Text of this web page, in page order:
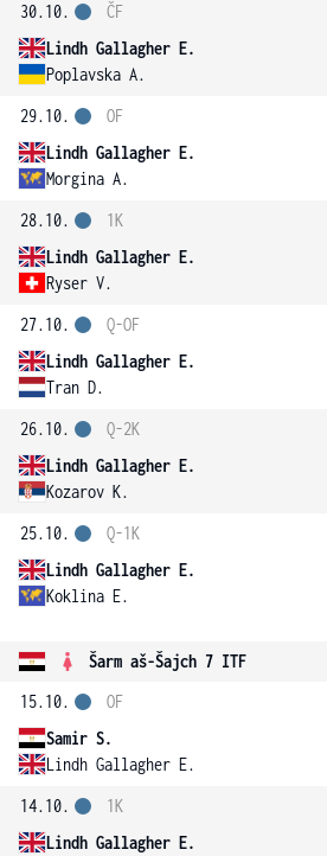
30.10.
Lindh Gallagher E.
Poplavska A.
ČF
29.10.
Lindh Gallagher E.
Morgina A.
OF
28.10.
Lindh Gallagher E.
Ryser V.
1K
27.10.
Lindh Gallagher E.
Tran D.
Q-OF
26.10.
Lindh Gallagher E.
Kozarov K.
Q-2K
25.10.
Lindh Gallagher E.
Koklina E.
Q-1K
Šarm aš-Šajch 7 ITF
15.10.
Samir S.
Lindh Gallagher E.
OF
14.10.
Lindh Gallagher E.
1K